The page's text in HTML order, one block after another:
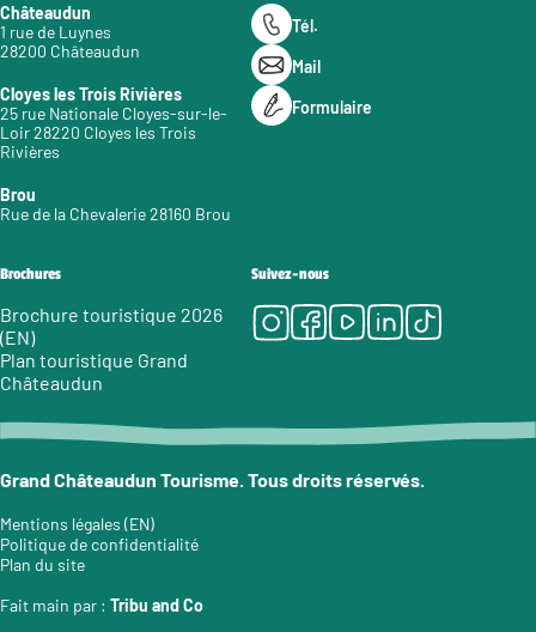
Châteaudun
1 rue de Luynes
28200 Châteaudun
Cloyes les Trois Rivières
25 rue Nationale Cloyes-sur-le-
Loir 28220 Cloyes les Trois
Rivières
Brou
Rue de la Chevalerie 28160 Brou
Tél.
Mail
Formulaire
Brochures
Brochure touristique 2026
(EN)
Plan touristique Grand
Châteaudun
Suivez-nous
Instagram
Facebook
Youtube
LinkedIn
Tiktok
Grand Châteaudun Tourisme. Tous droits réservés.
Mentions légales (EN)
Politique de confidentialité
Plan du site
Fait main par : Tribu and Co